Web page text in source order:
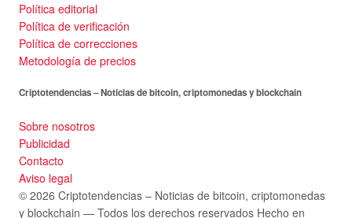
Política editorial
Política de verificación
Política de correcciones
Metodología de precios
Criptotendencias – Noticias de bitcoin, criptomonedas y blockchain
Sobre nosotros
Publicidad
Contacto
Aviso legal
© 2026 Criptotendencias – Noticias de bitcoin, criptomonedas
y blockchain — Todos los derechos reservados Hecho en